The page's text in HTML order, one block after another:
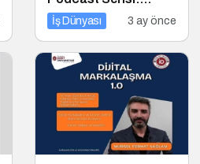
Girişimcilerin Büyük
İş Dünyası 3 ay önce